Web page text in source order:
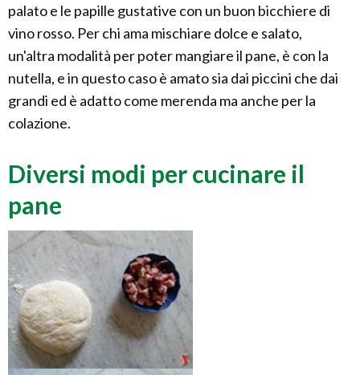
palato e le papille gustative con un buon bicchiere di
vino rosso. Per chi ama mischiare dolce e salato,
un'altra modalità per poter mangiare il pane, è con la
nutella, e in questo caso è amato sia dai piccini che dai
grandi ed è adatto come merenda ma anche per la
colazione.
Diversi modi per cucinare il
pane